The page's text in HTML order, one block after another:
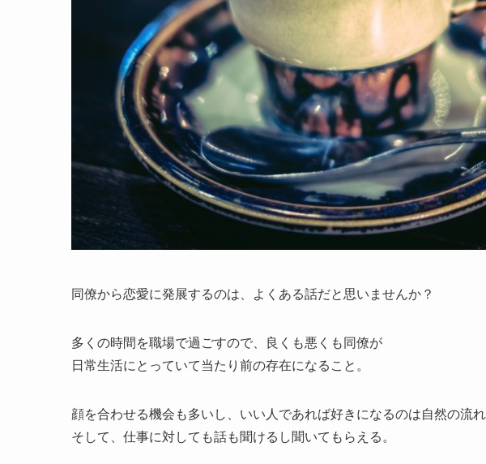
同僚から恋愛に発展するのは、よくある話だと思いませんか？
多くの時間を職場で過ごすので、良くも悪くも同僚が
日常生活にとっていて当たり前の存在になること。
顔を合わせる機会も多いし、いい人であれば好きになるのは自然の流れ
そして、仕事に対しても話も聞けるし聞いてもらえる。